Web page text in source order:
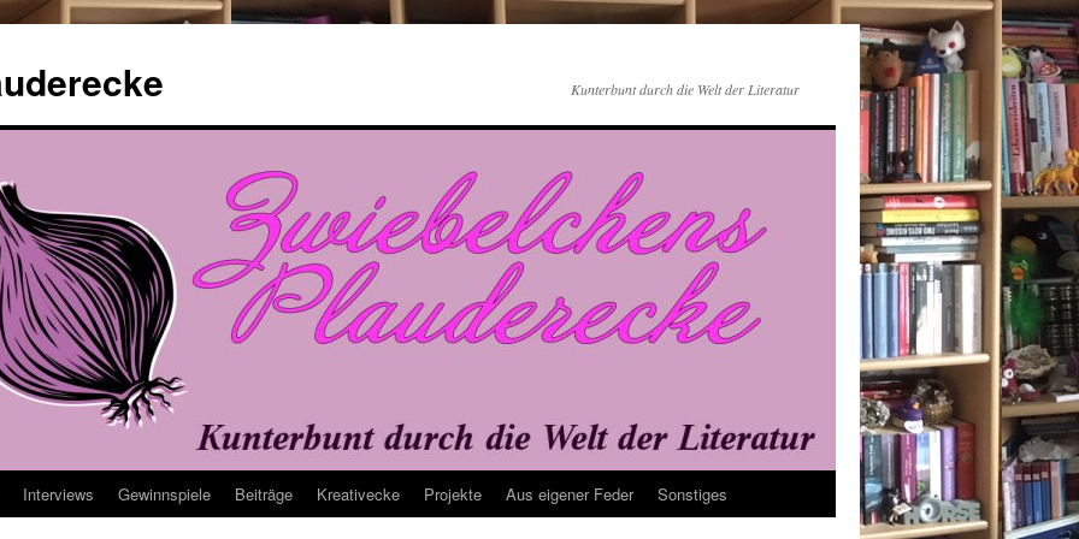
Kunterbunt durch die Welt der Literatur
Interviews Gewinnspiele Beiträge Kreativecke Projekte Aus eigener Feder Sonstiges